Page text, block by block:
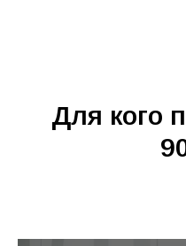
Для кого